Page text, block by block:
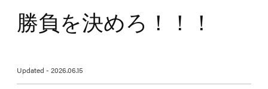
勝負を決めろ！！！
Updated - 2026.06.15